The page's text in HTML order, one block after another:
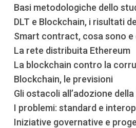
Basi metodologiche dello
DLT e Blockchain, i risultati
Smart contract, cosa sono
La rete distribuita Ethereum
La blockchain contro la
Blockchain, le previsioni
Gli ostacoli all’adozione
I problemi: standard e
Iniziative governative e